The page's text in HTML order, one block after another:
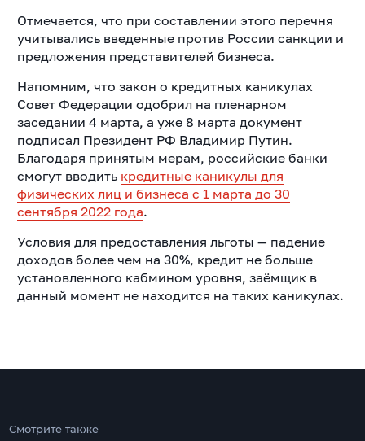
Отмечается, что при составлении этого перечня
учитывались введенные против России санкции и
предложения представителей бизнеса.
Напомним, что закон о кредитных каникулах
Совет Федерации одобрил на пленарном
заседании 4 марта, а уже 8 марта документ
подписал Президент РФ Владимир Путин.
Благодаря принятым мерам, российские банки
смогут вводить кредитные каникулы для
физических лиц и бизнеса с 1 марта до 30
сентября 2022 года.
Условия для предоставления льготы — падение
доходов более чем на 30%, кредит не больше
установленного кабмином уровня, заёмщик в
данный момент не находится на таких каникулах.
Смотрите также